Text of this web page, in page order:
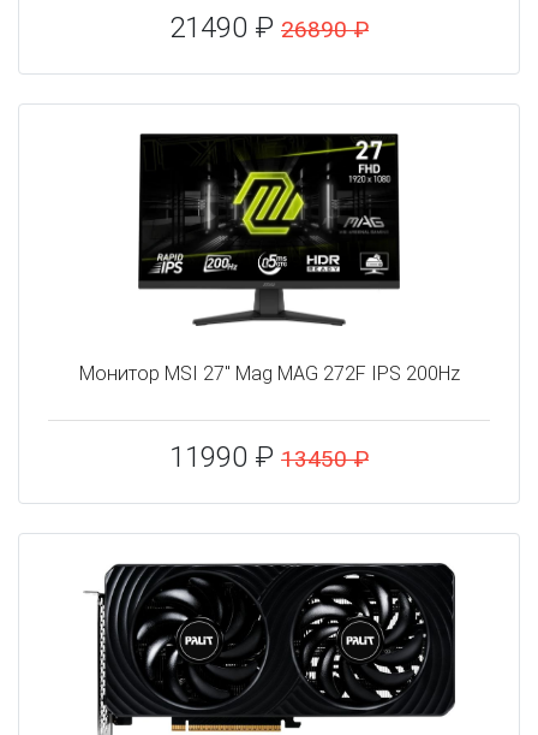
21490 ₽ 26890 ₽
Монитор MSI 27" Mag MAG 272F IPS 200Hz
11990 ₽ 13450 ₽